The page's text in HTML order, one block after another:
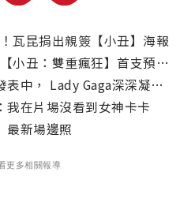
瓦昆捐出親簽【小丑】海報
雙重瘋狂】首支預告5大亮點解析
Lady Gaga深深凝視瓦昆菲尼克斯
我在片場沒看到女神卡卡
最新場邊照
更多相關報導